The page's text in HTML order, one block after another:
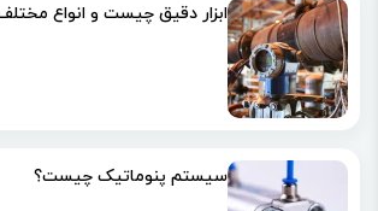
ابزار دقیق چیست و انواع
سیستم پنوماتیک چیست؟